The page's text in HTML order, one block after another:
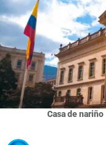
Casa de nariño